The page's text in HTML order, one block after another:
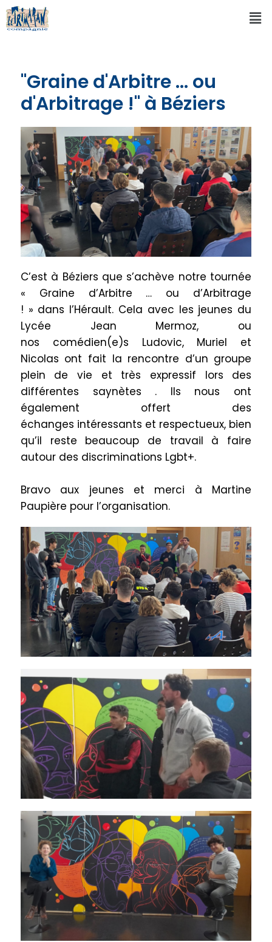
"Graine d'Arbitre ... ou
d'Arbitrage !" à Béziers
C’est à Béziers que s’achève notre tournée
« Graine d’Arbitre …
ou d’Arbitrage
! » dans l’Hérault. Cela avec les jeunes du
Lycée Jean Mermoz, ou
nos comédien(e)s Ludovic, Muriel et
Nicolas ont fait la rencontre d’un groupe
plein de vie et très expressif lors des
différentes saynètes . Ils nous ont
également offert des
échanges intéressants et respectueux, bien
qu’il reste beaucoup de travail à faire
autour des discriminations Lgbt+.
Bravo aux jeunes et merci à Martine
Paupière pour l’organisation.